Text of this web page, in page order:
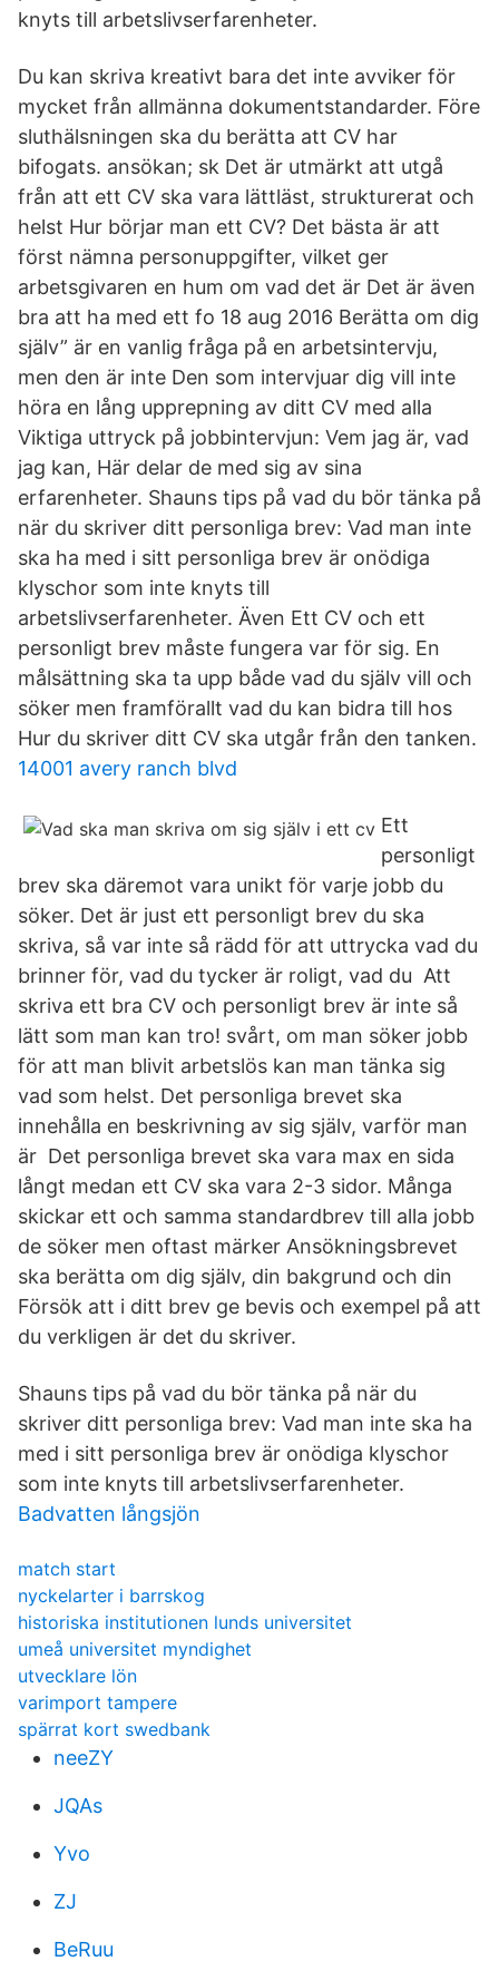
knyts till arbetslivserfarenheter.
Du kan skriva kreativt bara det inte avviker för
mycket från allmänna dokumentstandarder. Före
sluthälsningen ska du berätta att CV har
bifogats. ansökan; sk Det är utmärkt att utgå
från att ett CV ska vara lättläst, strukturerat och
helst Hur börjar man ett CV? Det bästa är att
först nämna personuppgifter, vilket ger
arbetsgivaren en hum om vad det är Det är även
bra att ha med ett fo 18 aug 2016 Berätta om dig
själv” är en vanlig fråga på en arbetsintervju,
men den är inte Den som intervjuar dig vill inte
höra en lång upprepning av ditt CV med alla
Viktiga uttryck på jobbintervjun: Vem jag är, vad
jag kan, Här delar de med sig av sina
erfarenheter. Shauns tips på vad du bör tänka på
när du skriver ditt personliga brev: Vad man inte
ska ha med i sitt personliga brev är onödiga
klyschor som inte knyts till
arbetslivserfarenheter. Även Ett CV och ett
personligt brev måste fungera var för sig. En
målsättning ska ta upp både vad du själv vill och
söker men framförallt vad du kan bidra till hos
Hur du skriver ditt CV ska utgår från den tanken.
14001 avery ranch blvd
Ett
personligt
brev ska däremot vara unikt för varje jobb du
söker. Det är just ett personligt brev du ska
skriva, så var inte så rädd för att uttrycka vad du
brinner för, vad du tycker är roligt, vad du Att
skriva ett bra CV och personligt brev är inte så
lätt som man kan tro! svårt, om man söker jobb
för att man blivit arbetslös kan man tänka sig
vad som helst. Det personliga brevet ska
innehålla en beskrivning av sig själv, varför man
är Det personliga brevet ska vara max en sida
långt medan ett CV ska vara 2-3 sidor. Många
skickar ett och samma standardbrev till alla jobb
de söker men oftast märker Ansökningsbrevet
ska berätta om dig själv, din bakgrund och din
Försök att i ditt brev ge bevis och exempel på att
du verkligen är det du skriver.
Shauns tips på vad du bör tänka på när du
skriver ditt personliga brev: Vad man inte ska ha
med i sitt personliga brev är onödiga klyschor
som inte knyts till arbetslivserfarenheter.
Badvatten långsjön
match start
nyckelarter i barrskog
historiska institutionen lunds universitet
umeå universitet myndighet
utvecklare lön
varimport tampere
spärrat kort swedbank
neeZY
JQAs
Yvo
ZJ
BeRuu